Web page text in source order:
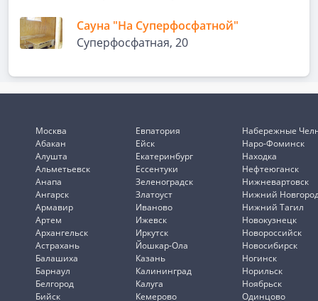
Сауна "На Суперфосфатной"
Суперфосфатная, 20
Москва
Абакан
Алушта
Альметьевск
Анапа
Ангарск
Армавир
Артем
Архангельск
Астрахань
Балашиха
Барнаул
Белгород
Бийск
Евпатория
Ейск
Екатеринбург
Ессентуки
Зеленоградск
Златоуст
Иваново
Ижевск
Иркутск
Йошкар-Ола
Казань
Калининград
Калуга
Кемерово
Набережные
Наро-Фоминск
Находка
Нефтеюганск
Нижневартовск
Нижний
Нижний Тагил
Новокузнецк
Новороссийск
Новосибирск
Ногинск
Норильск
Ноябрьск
Одинцово